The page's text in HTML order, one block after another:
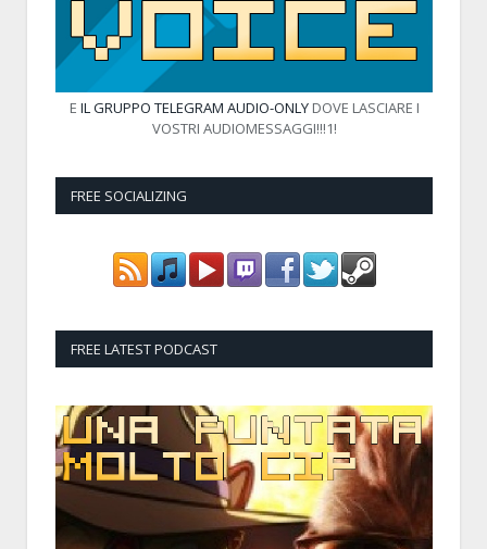
E IL GRUPPO TELEGRAM AUDIO-ONLYDOVE LASCIARE I
VOSTRI AUDIOMESSAGGI!!!1!
FREE SOCIALIZING
FREE LATEST PODCAST
Audio
Player